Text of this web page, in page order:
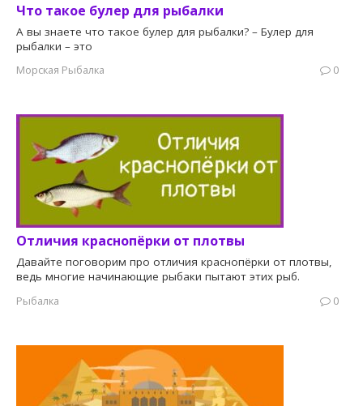
Что такое булер для рыбалки
А вы знаете что такое булер для рыбалки? – Булер для
рыбалки – это
Морская Рыбалка
0
Отличия краснопёрки от плотвы
Давайте поговорим про отличия краснопёрки от плотвы,
ведь многие начинающие рыбаки пытают этих рыб.
Рыбалка
0